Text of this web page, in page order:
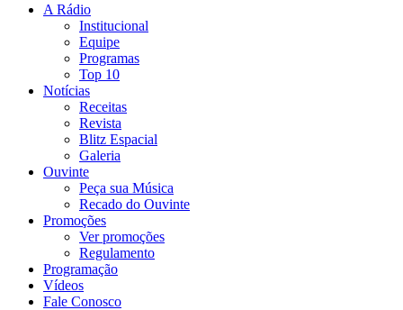
A Rádio
Institucional
Equipe
Programas
Top 10
Notícias
Receitas
Revista
Blitz Espacial
Galeria
Ouvinte
Peça sua Música
Recado do Ouvinte
Promoções
Ver promoções
Regulamento
Programação
Vídeos
Fale Conosco